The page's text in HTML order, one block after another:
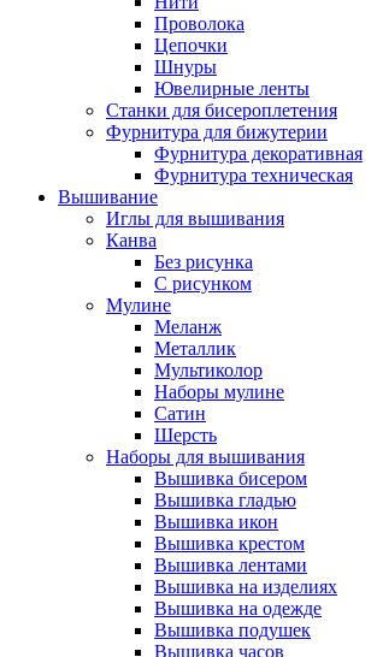
Проволока
Цепочки
Шнуры
Ювелирные ленты
Станки для бисероплетения
Фурнитура для бижутерии
Фурнитура декоративная
Фурнитура техническая
Вышивание
Иглы для вышивания
Канва
Без рисунка
С рисунком
Мулине
Меланж
Металлик
Мультиколор
Наборы мулине
Сатин
Шерсть
Наборы для вышивания
Вышивка бисером
Вышивка гладью
Вышивка икон
Вышивка крестом
Вышивка лентами
Вышивка на изделиях
Вышивка на одежде
Вышивка подушек
Вышивка часов